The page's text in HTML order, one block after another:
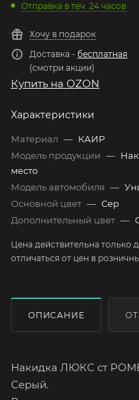
Отправка в теч. 24 часов
Хочу в подарок
Доставка - бесплатная
(смотри акции)
Купить на OZON
Характеристики
Материал — КАИР
Модель продукции —
место
Модель автомобиля —
Основной цвет — Сер
Дополнительный цвет —
Цена действительна только
отличаться от цен в
ОПИСАНИЕ
Накидка ЛЮКС ст
Серый.